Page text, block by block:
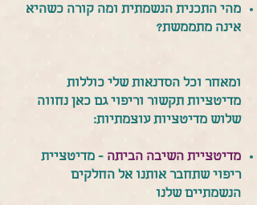
מהי התכנית הנשמתית ומה קורה כשהיא
אינה מתממשת?
ומאחר וכל הסדנאות שלי כוללות
מדיטציות תקשור וריפוי גם כאן נחווה
שלוש מדיטציות עוצמתיות:
מדיטציית השיבה הביתה - מדיטציית
ריפוי שתחבר אותנו אל החלקים
הנשמתיים שלנו